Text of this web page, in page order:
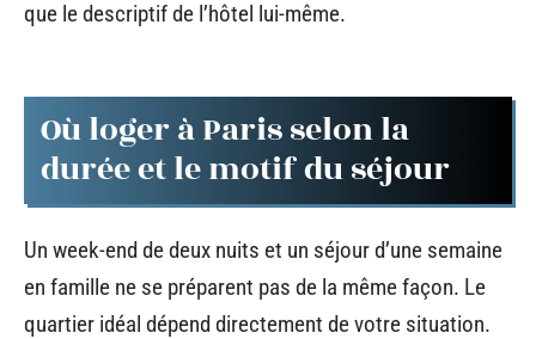
que le descriptif de l’hôtel lui-même.
Où loger à Paris selon la
durée et le motif du séjour
Un week-end de deux nuits et un séjour d’une semaine
en famille ne se préparent pas de la même façon. Le
quartier idéal dépend directement de votre situation.